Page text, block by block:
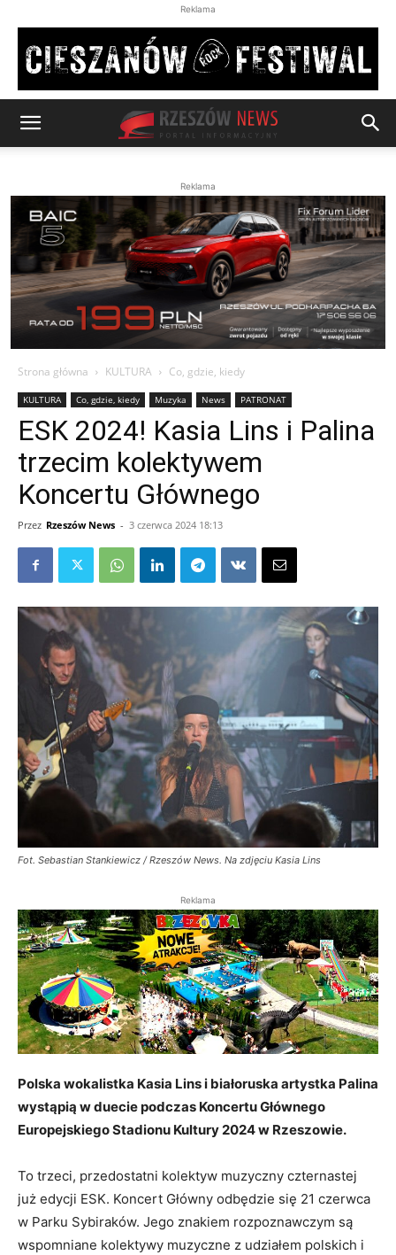
Reklama
Reklama
Strona główna KULTURA Co, gdzie, kiedy
KULTURA Co, gdzie, kiedy Muzyka News PATRONAT
ESK 2024! Kasia Lins i Palina
trzecim kolektywem
Koncertu Głównego
Przez Rzeszów News - 3 czerwca 2024 18:13
Fot. Sebastian Stankiewicz / Rzeszów News. Na zdjęciu Kasia Lins
Reklama
Polska wokalistka Kasia Lins i białoruska artystka Palina
wystąpią w duecie podczas Koncertu Głównego
Europejskiego Stadionu Kultury 2024 w Rzeszowie.
To trzeci, przedostatni kolektyw muzyczny czternastej
już edycji ESK. Koncert Główny odbędzie się 21 czerwca
w Parku Sybiraków. Jego znakiem rozpoznawczym są
wspomniane kolektywy muzyczne z udziałem polskich i